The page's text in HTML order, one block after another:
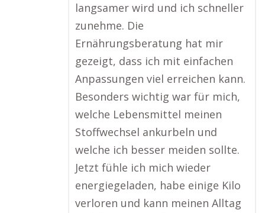
langsamer wird und ich schneller
zunehme. Die
Ernährungsberatung hat mir
gezeigt, dass ich mit einfachen
Anpassungen viel erreichen kann.
Besonders wichtig war für mich,
welche Lebensmittel meinen
Stoffwechsel ankurbeln und
welche ich besser meiden sollte.
Jetzt fühle ich mich wieder
energiegeladen, habe einige Kilo
verloren und kann meinen Alltag